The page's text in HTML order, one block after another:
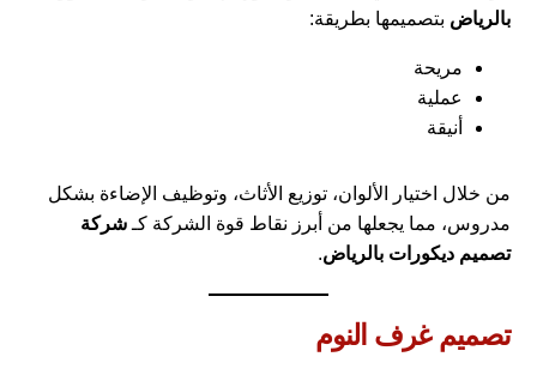
بالرياض بتصميمها بطريقة:
مريحة
عملية
أنيقة
من خلال اختيار الألوان، توزيع الأثاث، وتوظيف الإضاءة بشكل
مدروس، مما يجعلها من أبرز نقاط قوة الشركة كـشركة
تصميم ديكورات بالرياض.
تصميم غرف النوم